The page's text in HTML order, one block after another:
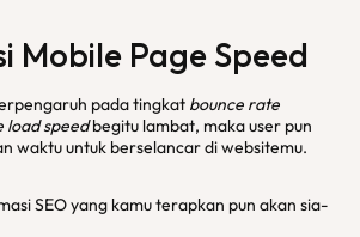
Mobile Page Speed
pada tingkat bounce rate
load speedbegitu lambat, maka user pun
waktu untuk berselancar di websitemu.
SEO yang kamu terapkan pun akan sia-